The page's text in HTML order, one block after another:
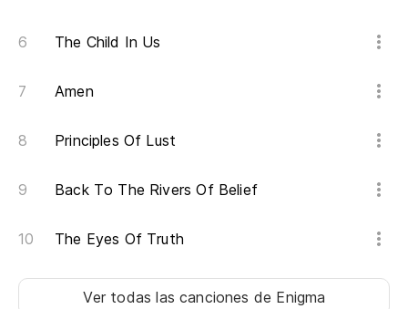
The Child In Us
Amen
Principles Of Lust
Back To The Rivers Of Belief
The Eyes Of Truth
Ver todas las canciones de Enigma